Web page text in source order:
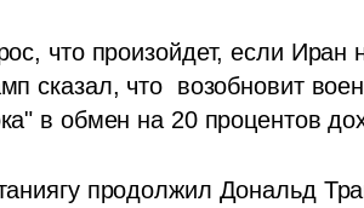
что произойдет, если Иран
сказал, что  возобновит
в обмен на 20 процентов
продолжил Дональд